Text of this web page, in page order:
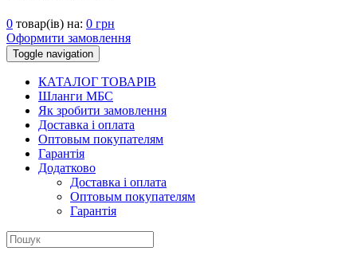
0 товар(ів) на: 0 грн
Оформити замовлення
Toggle navigation
КАТАЛОГ ТОВАРІВ
Шланги МБС
Як зробити замовлення
Доставка і оплата
Оптовым покупателям
Гарантія
Додатково
Доставка і оплата
Оптовым покупателям
Гарантія